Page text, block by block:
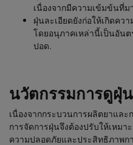
เนื่องจากมีความเข้มข้นที่ม
ฝุ่นละเอียดยังก่อให้เกิดคว
โดยอนุภาคเหล่านี้เป็นอันต
ปอด.
นวัตกรรมการดูฝุ่
เนื่องจากกระบวนการผลิตยาแล
การจัดการฝุ่นจึงต้องปรับให้เหมา
ความปลอดภัยและประสิทธิภาพก